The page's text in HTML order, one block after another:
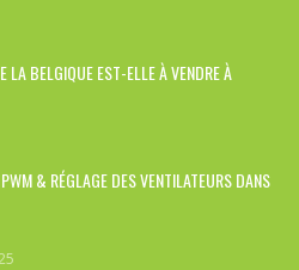
LA BELGIQUE EST-ELLE À VENDRE À
& RÉGLAGE DES VENTILATEURS DANS